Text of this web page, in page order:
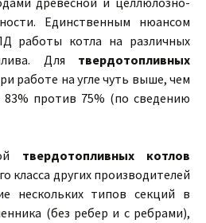
Единственным нюансом
работы котла на различных
Для твердотопливных
работе на угле чуть выше, чем
против 75% (по сведению
твердотопливных котлов
класса других производителей
нескольких типов секций в
(без ребер и с ребрами),